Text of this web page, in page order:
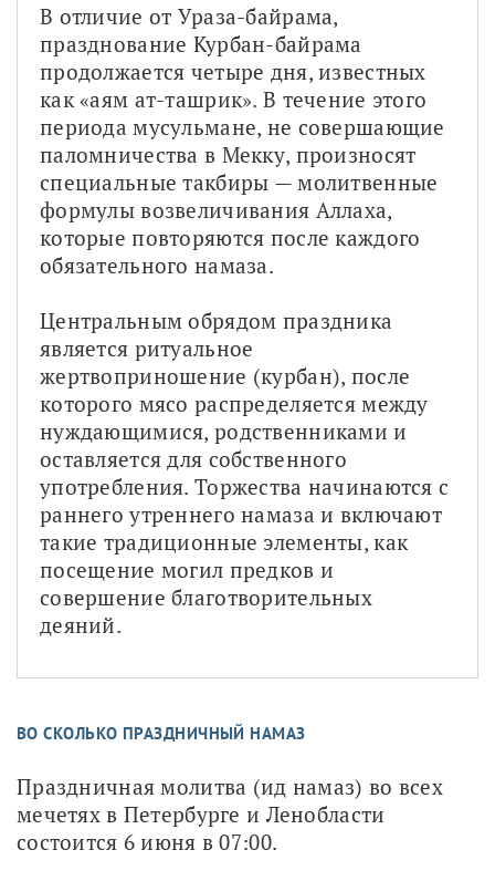
В отличие от Ураза-байрама,
празднование Курбан-байрама
продолжается четыре дня, известных
как «аям ат-ташрик». В течение этого
периода мусульмане, не совершающие
паломничества в Мекку, произносят
специальные такбиры — молитвенные
формулы возвеличивания Аллаха,
которые повторяются после каждого
обязательного намаза.
Центральным обрядом праздника
является ритуальное
жертвоприношение (курбан), после
которого мясо распределяется между
нуждающимися, родственниками и
оставляется для собственного
употребления. Торжества начинаются с
раннего утреннего намаза и включают
такие традиционные элементы, как
посещение могил предков и
совершение благотворительных
деяний.
ВО СКОЛЬКО ПРАЗДНИЧНЫЙ НАМАЗ
Праздничная молитва (ид намаз) во всех
мечетях в Петербурге и Ленобласти
состоится 6 июня в 07:00.